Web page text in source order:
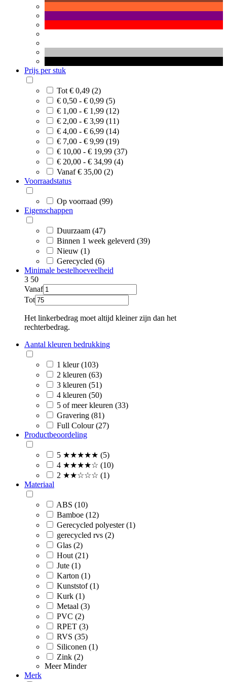
Prijs per stuk
Tot € 0,49 (2)
€ 0,50 - € 0,99 (5)
€ 1,00 - € 1,99 (12)
€ 2,00 - € 3,99 (11)
€ 4,00 - € 6,99 (14)
€ 7,00 - € 9,99 (19)
€ 10,00 - € 19,99 (37)
€ 20,00 - € 34,99 (4)
Vanaf € 35,00 (2)
Voorraadstatus
Op voorraad (99)
Eigenschappen
Duurzaam (47)
Binnen 1 week geleverd (39)
Nieuw (1)
Gerecycled (6)
Minimale bestelhoeveelheid
3 50
Vanaf
Tot
Het linkerbedrag moet altijd kleiner zijn dan het
rechterbedrag.
Aantal kleuren bedrukking
1 kleur (103)
2 kleuren (63)
3 kleuren (51)
4 kleuren (50)
5 of meer kleuren (33)
Gravering (81)
Full Colour (27)
Productbeoordeling
5 ★★★★★ (5)
4 ★★★★☆ (10)
2 ★★☆☆☆ (1)
Materiaal
ABS (10)
Bamboe (12)
Gerecycled polyester (1)
gerecycled rvs (2)
Glas (2)
Hout (21)
Jute (1)
Karton (1)
Kunststof (1)
Kurk (1)
Metaal (3)
PVC (2)
RPET (3)
RVS (35)
Siliconen (1)
Zink (2)
Meer Minder
Merk